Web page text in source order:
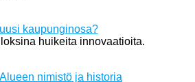
kaupunginosa?
huikeita innovaatioita.
nimistö ja historia